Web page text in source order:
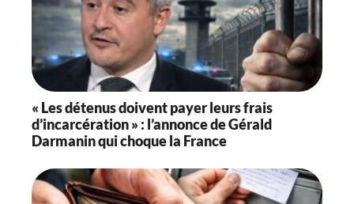
« Les détenus doivent payer leurs frais
d’incarcération » : l’annonce de Gérald
Darmanin qui choque la France